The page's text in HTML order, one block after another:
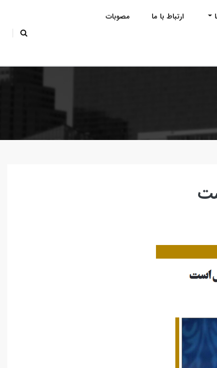
ارتباط با ما مصوبات